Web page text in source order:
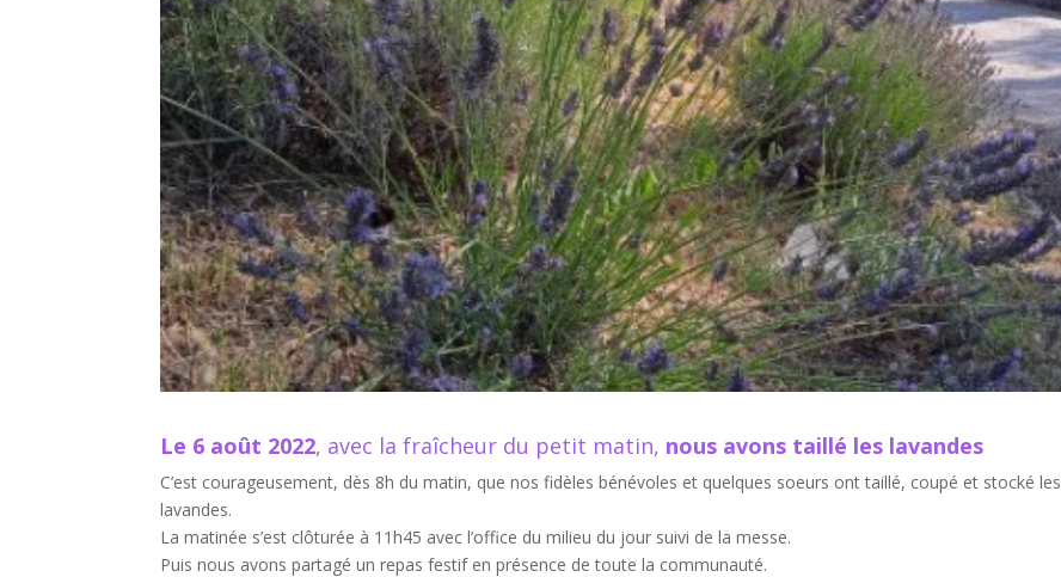
Le 6 août 2022, avec la fraîcheur du petit matin, nous avons taillé les lavandes
C’est courageusement, dès 8h du matin, que nos fidèles bénévoles et quelques soeurs ont taillé, coupé et stocké les
lavandes.
La matinée s’est clôturée à 11h45 avec l’office du milieu du jour suivi de la messe.
Puis nous avons partagé un repas festif en présence de toute la communauté.